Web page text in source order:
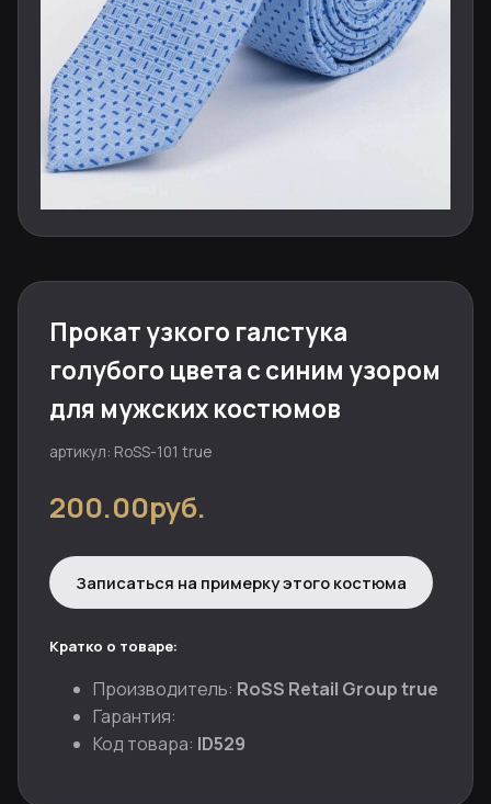
Прокат узкого галстука
голубого цвета с синим узором
для мужских костюмов
артикул: RoSS-101 true
200.00руб.
Записаться на примерку этого костюма
Кратко о товаре:
Производитель: RoSS Retail Group true
Гарантия:
Код товара: ID529